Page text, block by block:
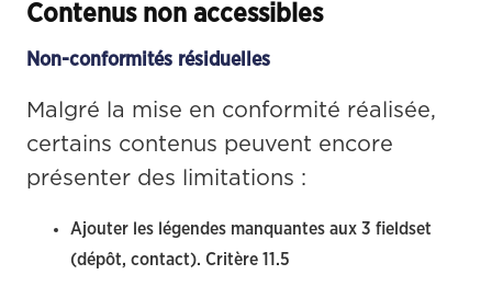
Contenus non accessibles
Non-conformités résiduelles
Malgré la mise en conformité réalisée,
certains contenus peuvent encore
présenter des limitations :
Ajouter les légendes manquantes aux 3 fieldset
(dépôt, contact). Critère 11.5